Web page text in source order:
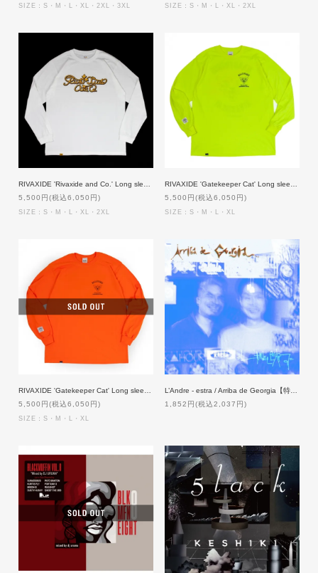
SIZE：S・M・L・XL・2XL・3XL SIZE：S・M・L・XL・2XL
5,500円(税込6,050円)
SIZE：S・M・L・XL・2XL
5,500円(税込6,050円)
SIZE：S・M・L・XL
5,500円(税込6,050円)
SIZE：S・M・L・XL
1,852円(税込2,037円)